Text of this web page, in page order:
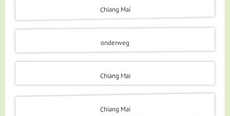
Chiang Mai
onderweg
Chiang Mai
Chiang Mai